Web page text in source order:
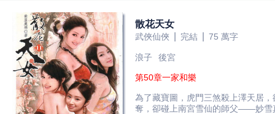
散花天女
武俠仙俠 完結 75 萬字
浪子 後宮
第50章一家和樂
為了藏寶圖，虎門三煞殺上澤天居
奪，卻碰上南宮雪仙的師父——妙雪